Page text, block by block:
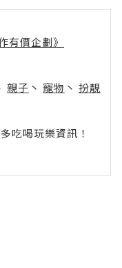
有價企劃》
親子 丶 寵物 丶 扮靚
吃喝玩樂資訊！